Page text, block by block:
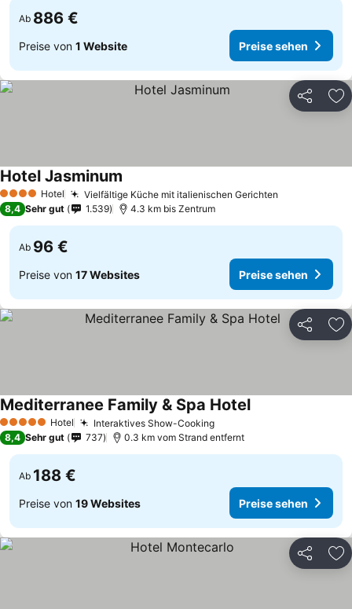
Ab 886 €
Preise von 1 Website Preise sehen
Teilen
4 Sterne Hotel Vielfältige Küche mit italienischen Gerichten
Hotel Jasminum
8,4 Sehr gut 1.539 4.3 km bis Zentrum
Ab 96 €
Preise von 17 Websites Preise sehen
Teilen
5 Sterne Hotel Interaktives Show-Cooking
Mediterranee Family & Spa Hotel
8,4 Sehr gut 737 0.3 km vom Strand entfernt
Ab 188 €
Preise von 19 Websites Preise sehen
Teilen